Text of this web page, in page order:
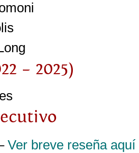
– 2025)
Ver breve reseña aquí